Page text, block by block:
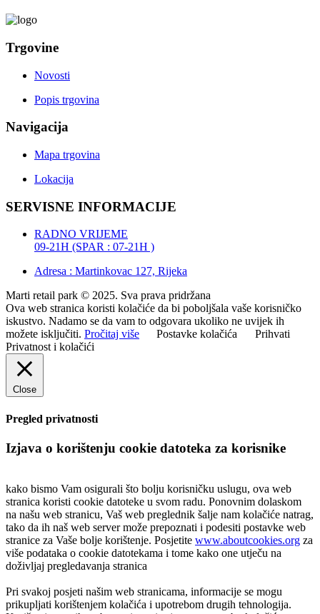
Trgovine
Novosti
Popis trgovina
Navigacija
Mapa trgovina
Lokacija
SERVISNE INFORMACIJE
RADNO VRIJEME
09-21H (SPAR : 07-21H )
Adresa : Martinkovac 127, Rijeka
Marti retail park © 2025. Sva prava pridržana
Ova web stranica koristi kolačiće da bi poboljšala vaše korisničko
iskustvo. Nadamo se da vam to odgovara ukoliko ne uvijek ih
možete isključiti. Pročitaj više Postavke kolačića
Prihvati
Privatnost i kolačići
Close
Pregled privatnosti
Izjava o korištenju cookie datoteka za korisnike
kako bismo Vam osigurali što bolju korisničku uslugu, ova web
stranica koristi cookie datoteke u svom radu. Ponovnim dolaskom
na našu web stranicu, Vaš web preglednik šalje nam kolačiće natrag,
tako da ih naš web server može prepoznati i podesiti postavke web
stranice za Vaše bolje korištenje. Posjetite www.aboutcookies.org za
više podataka o cookie datotekama i tome kako one utječu na
doživljaj pregledavanja stranica
Pri svakoj posjeti našim web stranicama, informacije se mogu
prikupljati korištenjem kolačića i upotrebom drugih tehnologija.